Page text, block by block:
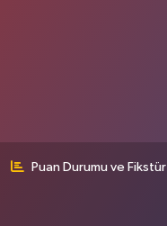
Puan Durumu ve Fikstür